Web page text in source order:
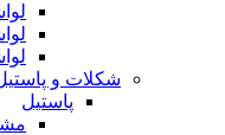
شکلات و
پاستیل